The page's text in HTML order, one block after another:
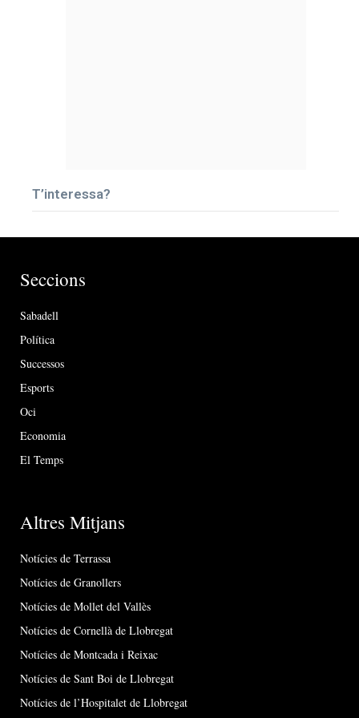
T’interessa?
Seccions
Sabadell
Política
Successos
Esports
Oci
Economia
El Temps
Altres Mitjans
Notícies de Terrassa
Notícies de Granollers
Notícies de Mollet del Vallès
Notícies de Cornellà de Llobregat
Notícies de Montcada i Reixac
Notícies de Sant Boi de Llobregat
Notícies de l’Hospitalet de Llobregat